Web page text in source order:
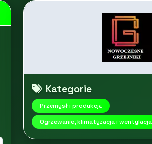
Kategorie
Przemysł i produkcja
Ogrzewanie, klimatyzacja i wentylacja